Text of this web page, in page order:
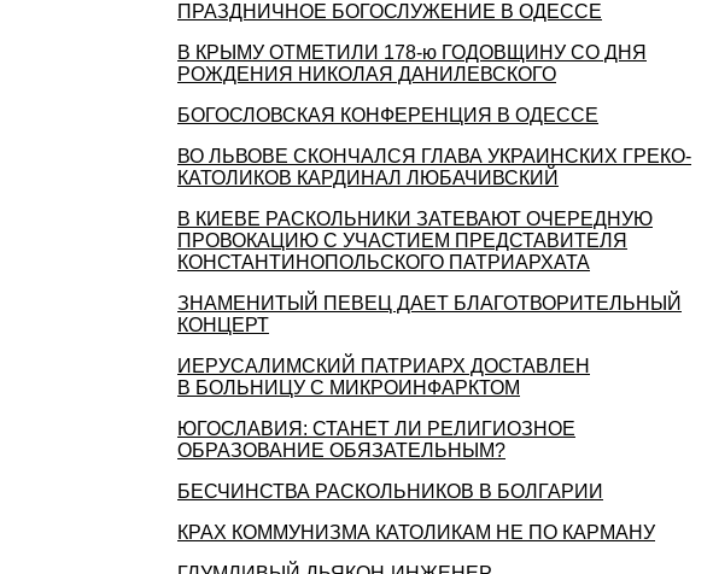
ПРАЗДНИЧНОЕ БОГОСЛУЖЕНИЕ В ОДЕССЕ
В КРЫМУ ОТМЕТИЛИ 178-ю ГОДОВЩИНУ СО ДНЯ
РОЖДЕНИЯ НИКОЛАЯ ДАНИЛЕВСКОГО
БОГОСЛОВСКАЯ КОНФЕРЕНЦИЯ В ОДЕССЕ
ВО ЛЬВОВЕ СКОНЧАЛСЯ ГЛАВА УКРАИНСКИХ ГРЕКО-
КАТОЛИКОВ КАРДИНАЛ ЛЮБАЧИВСКИЙ
В КИЕВЕ РАСКОЛЬНИКИ ЗАТЕВАЮТ ОЧЕРЕДНУЮ
ПРОВОКАЦИЮ С УЧАСТИЕМ ПРЕДСТАВИТЕЛЯ
КОНСТАНТИНОПОЛЬСКОГО ПАТРИАРХАТА
ЗНАМЕНИТЫЙ ПЕВЕЦ ДАЕТ БЛАГОТВОРИТЕЛЬНЫЙ
КОНЦЕРТ
ИЕРУСАЛИМСКИЙ ПАТРИАРХ ДОСТАВЛЕН
В БОЛЬНИЦУ С МИКРОИНФАРКТОМ
ЮГОСЛАВИЯ: СТАНЕТ ЛИ РЕЛИГИОЗНОЕ
ОБРАЗОВАНИЕ ОБЯЗАТЕЛЬНЫМ?
БЕСЧИНСТВА РАСКОЛЬНИКОВ В БОЛГАРИИ
КРАХ КОММУНИЗМА КАТОЛИКАМ НЕ ПО КАРМАНУ